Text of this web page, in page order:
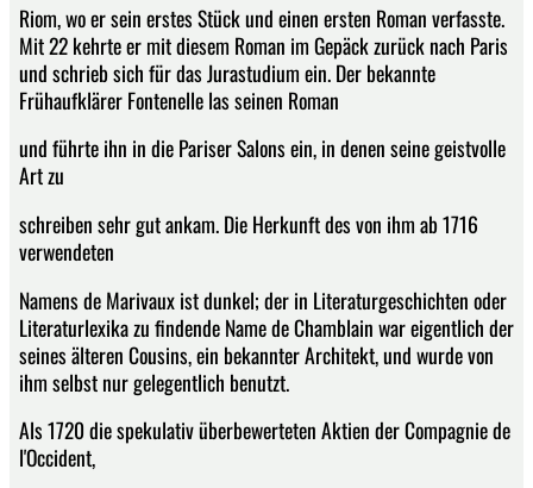
Riom, wo er sein erstes Stück und einen ersten Roman verfasste.
Mit 22 kehrte er mit diesem Roman im Gepäck zurück nach Paris
und schrieb sich für das Jurastudium ein. Der bekannte
Frühaufklärer Fontenelle las seinen Roman
und führte ihn in die Pariser Salons ein, in denen seine geistvolle
Art zu
schreiben sehr gut ankam. Die Herkunft des von ihm ab 1716
verwendeten
Namens de Marivaux ist dunkel; der in Literaturgeschichten oder
Literaturlexika zu findende Name de Chamblain war eigentlich der
seines älteren Cousins, ein bekannter Architekt, und wurde von
ihm selbst nur gelegentlich benutzt.
Als 1720 die spekulativ überbewerteten Aktien der Compagnie de
l'Occident,